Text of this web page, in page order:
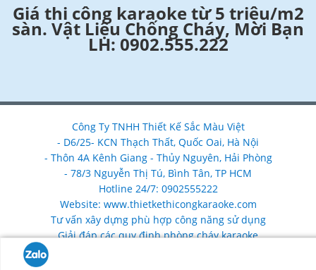
Giá thi công karaoke từ 5 triệu/m2
sàn. Vật Liệu Chống Cháy, Mời Bạn
LH: 0902.555.222
Công Ty TNHH Thiết Kế Sắc Màu Việt
- D6/25- KCN Thạch Thất, Quốc Oai, Hà Nội
- Thôn 4A Kênh Giang - Thủy Nguyên, Hải Phòng
- 78/3 Nguyễn Thị Tú, Bình Tân, TP HCM
Hotline 24/7: 0902555222
Website: www.thietkethicongkaraoke.com
Tư vấn xây dựng phù hợp công năng sử dụng
Giải đáp các quy định phòng cháy karaoke
Nhận làm mới, nâng cấp, sửa chữa cải tạo phòng karaoke